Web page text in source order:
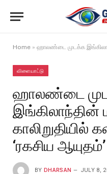
Home » ஹாலண்டை முடக்க இங்கிலாந்தின் மாஸ்டர்
விளையாட்டு
ஹாலண்டை
இங்கிலாந்தின்
காலிறுதியில்
‘ரகசிய
BY DHARSAN JULY 8,